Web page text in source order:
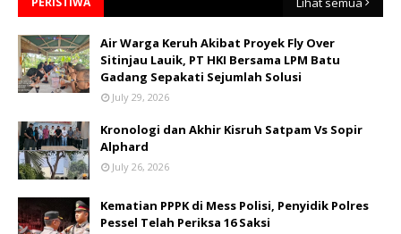
Air Warga Keruh Akibat Proyek Fly Over
Sitinjau Lauik, PT HKI Bersama LPM Batu
Gadang Sepakati Sejumlah Solusi
July 29, 2026
Kronologi dan Akhir Kisruh Satpam Vs Sopir
Alphard
July 26, 2026
Kematian PPPK di Mess Polisi, Penyidik Polres
Pessel Telah Periksa 16 Saksi